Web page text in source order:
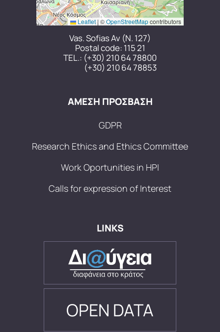
Leaflet|©OpenStreetMapcontributors
Vas. Sofias Av (N. 127)
Postal code: 115 21
TEL.: (+30) 210 64 78800
(+30) 210 64 78853
ΑΜΕΣΗ ΠΡΟΣΒΑΣΗ
GDPR
Research Ethics and Ethics Committee
Work Oportunities in HPI
Calls for expression of Interest
LINKS
OPEN DATA